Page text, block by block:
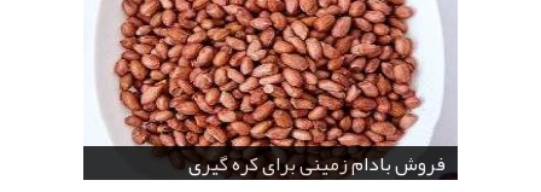
قیمت خرید دانه خام کاکائو
فروش بادام زمینی برای کره گیری
خرید عمده کنجد در تهران
خرید عمده کنجد سیاه و سفید
خرید بادام زمینی فله
خرید عمده کنجد سیاه
خرید عمده کنجد سفید
قیمت خرید کافی میت در کرمان
فروش انواع کنجد در یزد ( Sesame )